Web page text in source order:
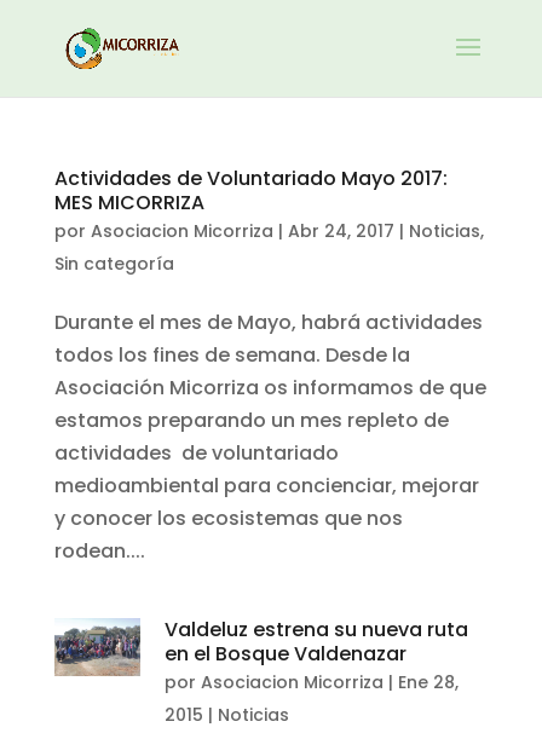
Actividades de Voluntariado Mayo 2017:
MES MICORRIZA
por Asociacion Micorriza | Abr 24, 2017 | Noticias,
Sin categoría
Durante el mes de Mayo, habrá actividades
todos los fines de semana. Desde la
Asociación Micorriza os informamos de que
estamos preparando un mes repleto de
actividades de voluntariado
medioambiental para concienciar, mejorar
y conocer los ecosistemas que nos
rodean....
Valdeluz estrena su nueva ruta
en el Bosque Valdenazar
porAsociacion Micorriza | Ene 28,
2015 | Noticias